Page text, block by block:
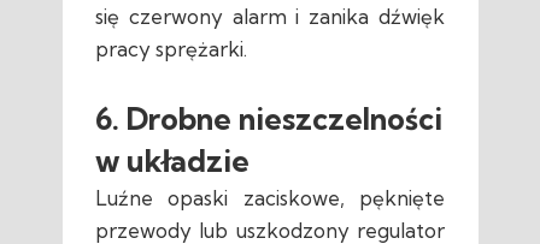
się czerwony alarm i zanika dźwięk
pracy sprężarki.
6. Drobne nieszczelności
w układzie
Luźne opaski zaciskowe, pęknięte
przewody lub uszkodzony regulator